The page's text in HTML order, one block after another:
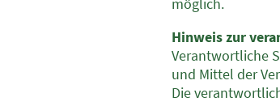
möglich.
Hinweis zur
Verantwortliche
und Mittel der
Die